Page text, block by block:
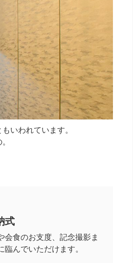
いわれています。
式
会食のお支度、記念撮影ま
んでいただけます。